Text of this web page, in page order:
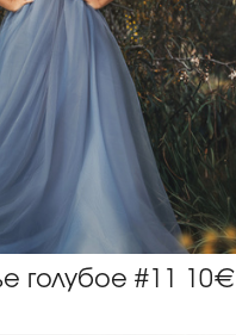
голубое #11 10€